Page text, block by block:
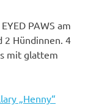
PAWS am
2 Hündinnen. 4
mit glattem
„Henny“